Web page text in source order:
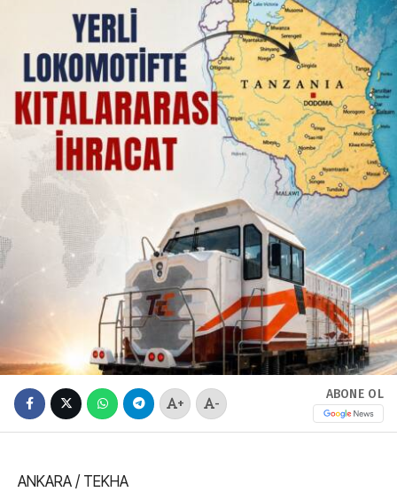
+ -
ABONE OL
ANKARA / TEKHA